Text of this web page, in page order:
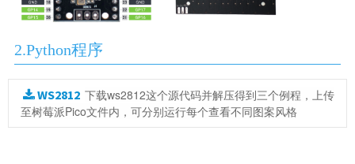
2.Python程序
WS2812 下载ws2812这个源代码并解压得到三个例程，上传
至树莓派Pico文件内，可分别运行每个查看不同图案风格